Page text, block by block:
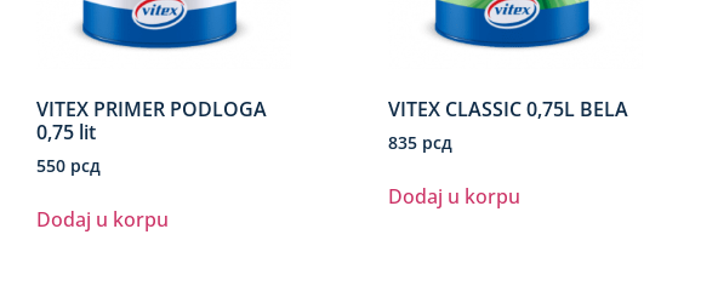
VITEX PRIMER PODLOGA
0,75 lit
550 рсд
Dodaj u korpu
VITEX CLASSIC 0,75L BELA
835 рсд
Dodaj u korpu